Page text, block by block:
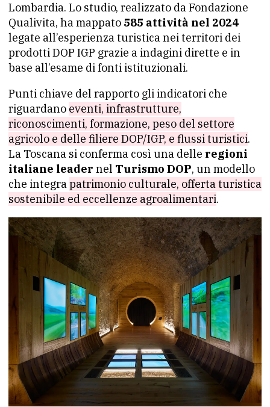
Lombardia. Lo studio, realizzato da Fondazione
Qualivita, ha mappato 585 attività nel 2024
legate all’esperienza turistica nei territori dei
prodotti DOP IGP grazie a indagini dirette e in
base all’esame di fonti istituzionali.
Punti chiave del rapporto gli indicatori che
riguardano eventi, infrastrutture,
riconoscimenti, formazione, peso del settore
agricolo e delle filiere DOP/IGP, e flussi turistici.
La Toscana si conferma così una delle regioni
italiane leader nel Turismo DOP, un modello
che integrapatrimonio culturale, offerta turistica
sostenibile ed eccellenze agroalimentari.